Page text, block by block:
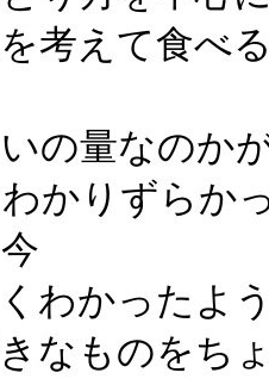
考えて食べ
の量なのか
かりずらか
わかったよ
なものをち